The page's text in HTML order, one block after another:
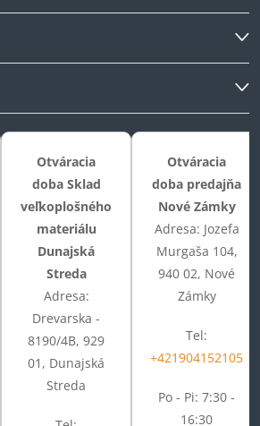
Otváracia
doba Sklad
veľkoplošného
materiálu
Dunajská
Streda
Adresa:
Drevarska -
8190/4B, 929
01, Dunajská
Streda
Otváracia
doba predajňa
Nové Zámky
Adresa: Jozefa
Murgaša 104,
940 02, Nové
Zámky
Tel:
+421904152105
Po - Pi: 7:30 -
16:30